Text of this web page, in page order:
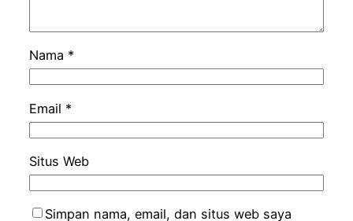
Nama *
Email *
Situs Web
Simpan nama, email, dan situs web saya